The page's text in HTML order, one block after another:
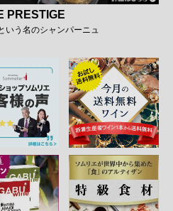
PRESTIGE
いう名のシャンパーニュ